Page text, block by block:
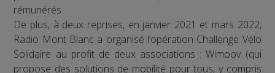
rémunérés.
De plus, à deux reprises, en janvier 2021 et mars 2022,
Radio Mont Blanc a organisé l’opération Challenge Vélo
Solidaire au profit de deux associations : Wimoov (qui
propose des solutions de mobilité pour tous, y compris